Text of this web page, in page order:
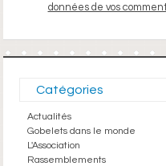
données de vos
Catégories
Actualités
Gobelets dans le monde
L'Association
Rassemblements